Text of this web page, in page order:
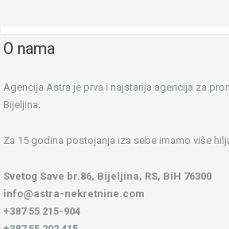
O nama
Agencija Astra je prva i najstarija agencija za
Bijeljina.
Za 15 godina postojanja iza sebe imamo više
Svetog Save br.86, Bijeljina, RS, BiH 76300
info@astra-nekretnine.com
+387 55 215-904